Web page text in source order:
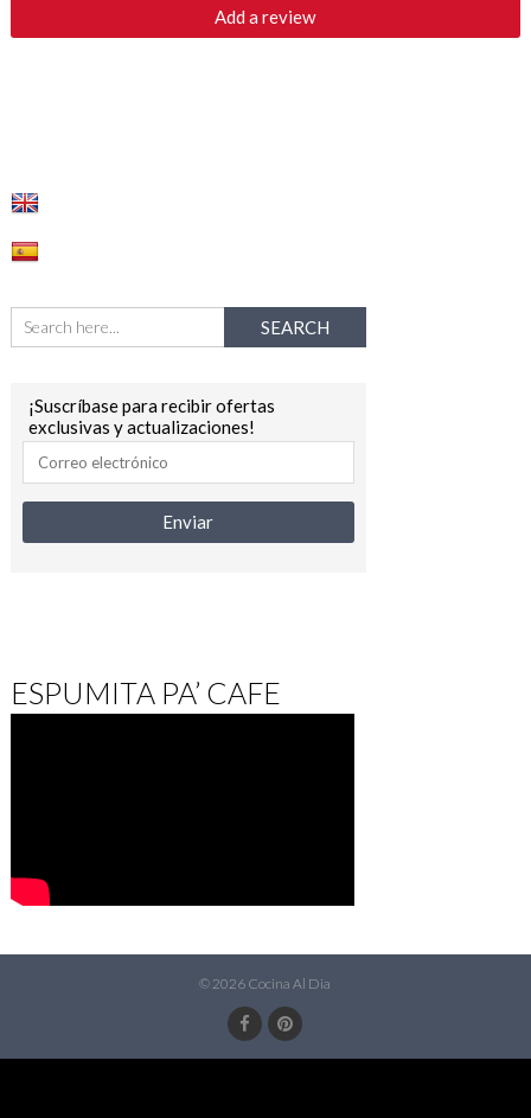
¡Suscríbase para recibir ofertas
exclusivas y actualizaciones!
ESPUMITA PA’ CAFE
© 2026 Cocina Al Dia